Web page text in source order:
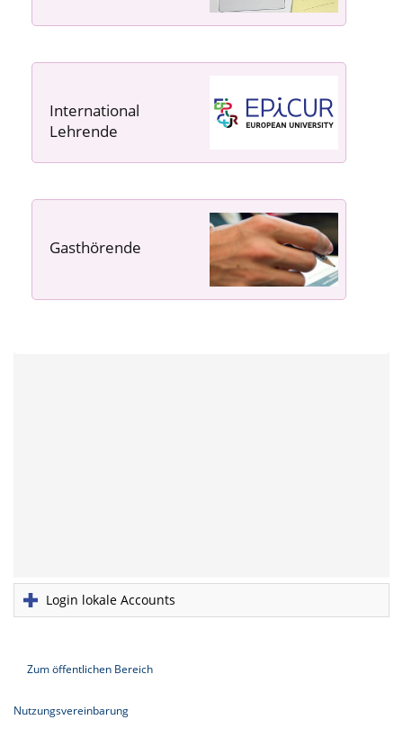
International
Lehrende
Gasthörende
Login lokale Accounts
Zum öffentlichen Bereich
Nutzungsvereinbarung